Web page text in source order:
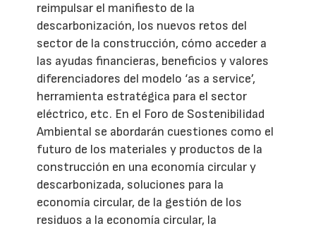
reimpulsar el manifiesto de la
descarbonización, los nuevos retos del
sector de la construcción, cómo acceder a
las ayudas financieras, beneficios y valores
diferenciadores del modelo ‘as a service’,
herramienta estratégica para el sector
eléctrico, etc. En el Foro de Sostenibilidad
Ambiental se abordarán cuestiones como el
futuro de los materiales y productos de la
construcción en una economía circular y
descarbonizada, soluciones para la
economía circular, de la gestión de los
residuos a la economía circular, la